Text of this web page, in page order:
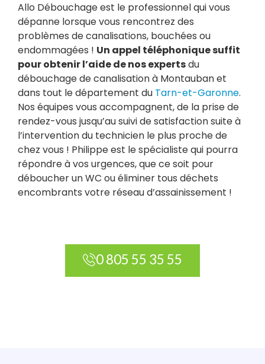
Allo Débouchage est le professionnel qui vous
dépanne lorsque vous rencontrez des
problèmes de canalisations, bouchées ou
endommagées ! Un appel téléphonique suffit
pour obtenir l’aide de nos expertsdu
débouchage de canalisation à Montauban et
dans tout le département du Tarn-et-Garonne.
Nos équipes vous accompagnent, de la prise de
rendez-vous jusqu’au suivi de satisfaction suite à
l’intervention du technicien le plus proche de
chez vous ! Philippe est le spécialiste qui pourra
répondre à vos urgences, que ce soit pour
déboucher un WC ou éliminer tous déchets
encombrants votre réseau d’assainissement !
0 805 55 35 55